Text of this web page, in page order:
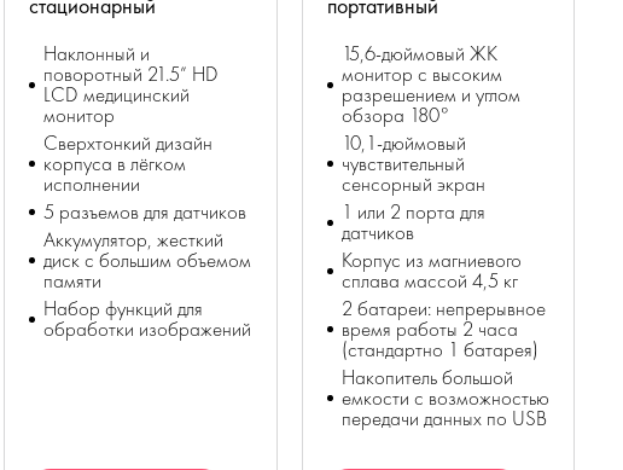
Наклонный и
поворотный 21.5” HD
LCD медицинский
монитор
Сверхтонкий дизайн
корпуса в лёгком
исполнении
5 разъемов для датчиков
Аккумулятор, жесткий
диск с большим объемом
памяти
Набор функций для
обработки изображений
15,6-дюймовый ЖК
монитор с высоким
разрешением и углом
обзора 180°
10,1-дюймовый
чувствительный
сенсорный экран
1 или 2 порта для
датчиков
Корпус из магниевого
сплава массой 4,5 кг
2 батареи: непрерывное
время работы 2 часа
(стандартно 1 батарея)
Накопитель большой
емкости с возможностью
передачи данных по USB